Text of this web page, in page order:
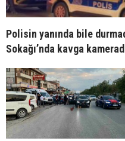
Polisin yanında bile
Sokağı’nda kavga